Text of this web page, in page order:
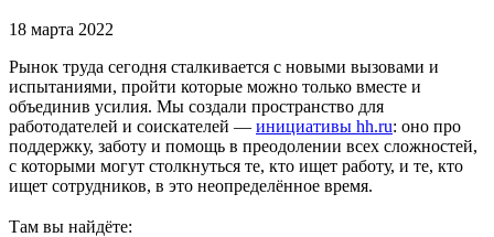
18 марта 2022
Рынок труда сегодня сталкивается с новыми вызовами и
испытаниями, пройти которые можно только вместе и
объединив усилия. Мы создали пространство для
работодателей и соискателей — инициативы hh.ru: оно про
поддержку, заботу и помощь в преодолении всех сложностей,
с которыми могут столкнуться те, кто ищет работу, и те, кто
ищет сотрудников, в это неопределённое время.
Там вы найдёте: